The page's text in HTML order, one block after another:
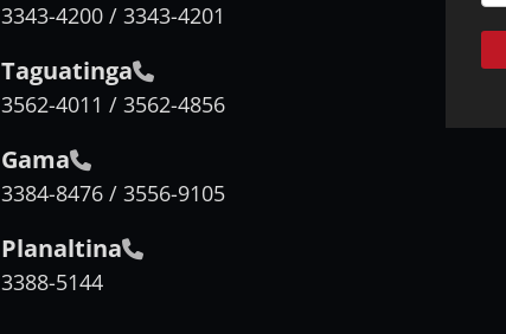
3343-4200 / 3343-4201
Taguatinga
3562-4011 / 3562-4856
Gama
3384-8476 / 3556-9105
Planaltina
3388-5144